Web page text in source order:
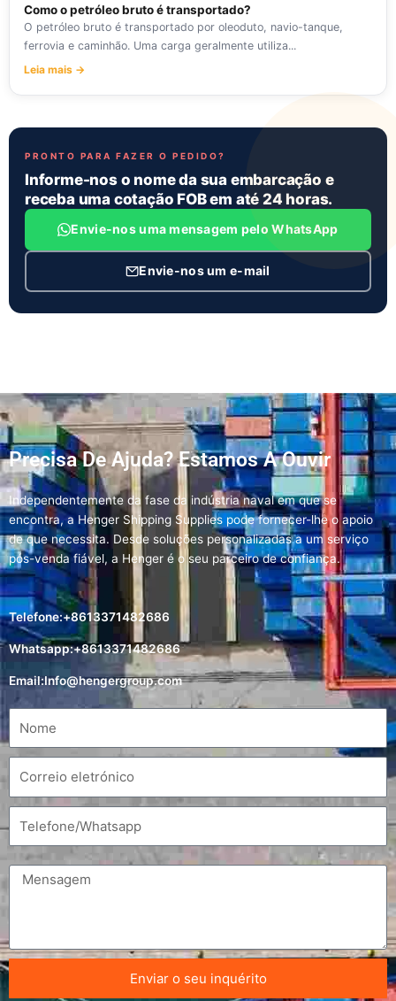
Como o petróleo bruto é transportado?
O petróleo bruto é transportado por oleoduto, navio-tanque,
ferrovia e caminhão. Uma carga geralmente utiliza...
Leia mais →
PRONTO PARA FAZER O PEDIDO?
Informe-nos o nome da sua embarcação e
receba uma cotação FOB em até 24 horas.
Envie-nos uma mensagem pelo WhatsApp
Envie-nos um e-mail
Precisa De Ajuda? Estamos A Ouvir
Independentemente da fase da indústria naval em que se
encontra, a Henger Shipping Supplies pode fornecer-lhe o apoio
de que necessita. Desde soluções personalizadas a um serviço
pós-venda fiável, a Henger é o seu parceiro de confiança.
Telefone:+8613371482686
Whatsapp:+8613371482686
Email:Info@hengergroup.com
Enviar o seu inquérito